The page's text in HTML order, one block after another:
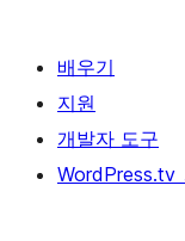
배우기
지원
개발자 도구
WordPress.tv